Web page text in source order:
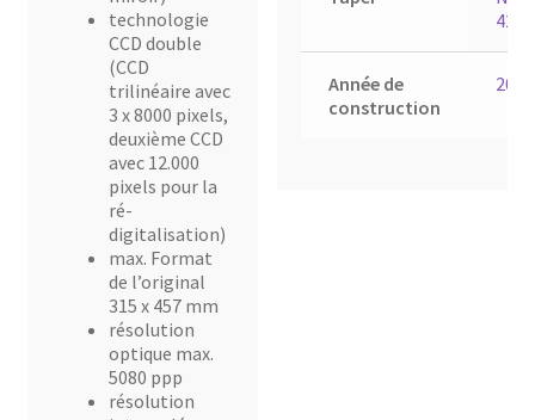
technologie
CCD double
(CCD
trilinéaire avec
3 x 8000 pixels,
deuxième CCD
avec 12.000
pixels pour la
ré-
digitalisation)
max. Format
de l’original
315 x 457 mm
résolution
optique max.
5080 ppp
résolution
4200
Année de
construction
2001